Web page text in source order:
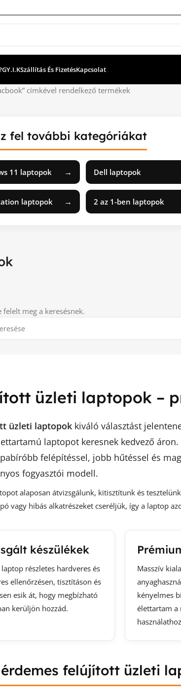
GY.I.KSzállítás És FizetésKapcsolat
címkével rendelkező termékek
fel további kategóriákat
11 laptopok → Dell laptopok
laptopok → 2 az 1-ben laptopok
felelt meg a keresésnek.
üzleti laptopok –
üzleti laptopok kiváló választást
laptopot keresnek kedvező
felépítéssel, jobb hűtéssel és
fogyasztói modell.
alaposan átvizsgálunk, kitisztítunk és
vagy hibás alkatrészeket cseréljük, így a laptop
készülékek
részletes hardveres és
ellenőrzésen, tisztításon és
esik át, hogy megbízható
kerüljön hozzád.
Masszív
kényelmes
élettartam a
felújított üzleti